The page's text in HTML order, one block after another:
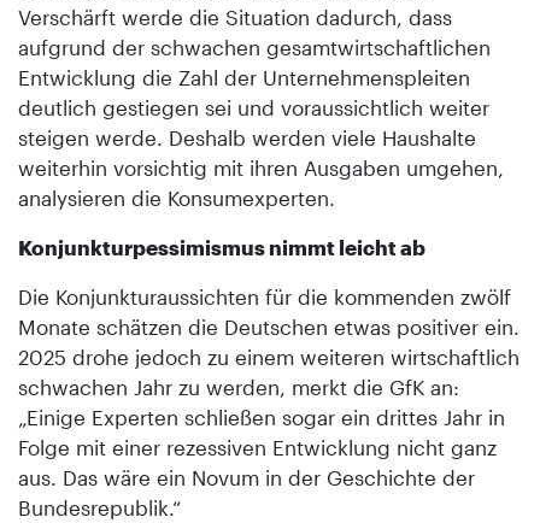
Verschärft werde die Situation dadurch, dass
aufgrund der schwachen gesamtwirtschaftlichen
Entwicklung die Zahl der Unternehmenspleiten
deutlich gestiegen sei und voraussichtlich weiter
steigen werde. Deshalb werden viele Haushalte
weiterhin vorsichtig mit ihren Ausgaben umgehen,
analysieren die Konsumexperten.
Konjunkturpessimismus nimmt leicht ab
Die Konjunkturaussichten für die kommenden zwölf
Monate schätzen die Deutschen etwas positiver ein.
2025 drohe jedoch zu einem weiteren wirtschaftlich
schwachen Jahr zu werden, merkt die GfK an:
„Einige Experten schließen sogar ein drittes Jahr in
Folge mit einer rezessiven Entwicklung nicht ganz
aus. Das wäre ein Novum in der Geschichte der
Bundesrepublik.“